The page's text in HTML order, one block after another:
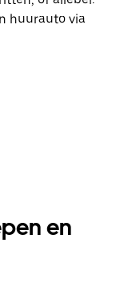
huurauto via
en